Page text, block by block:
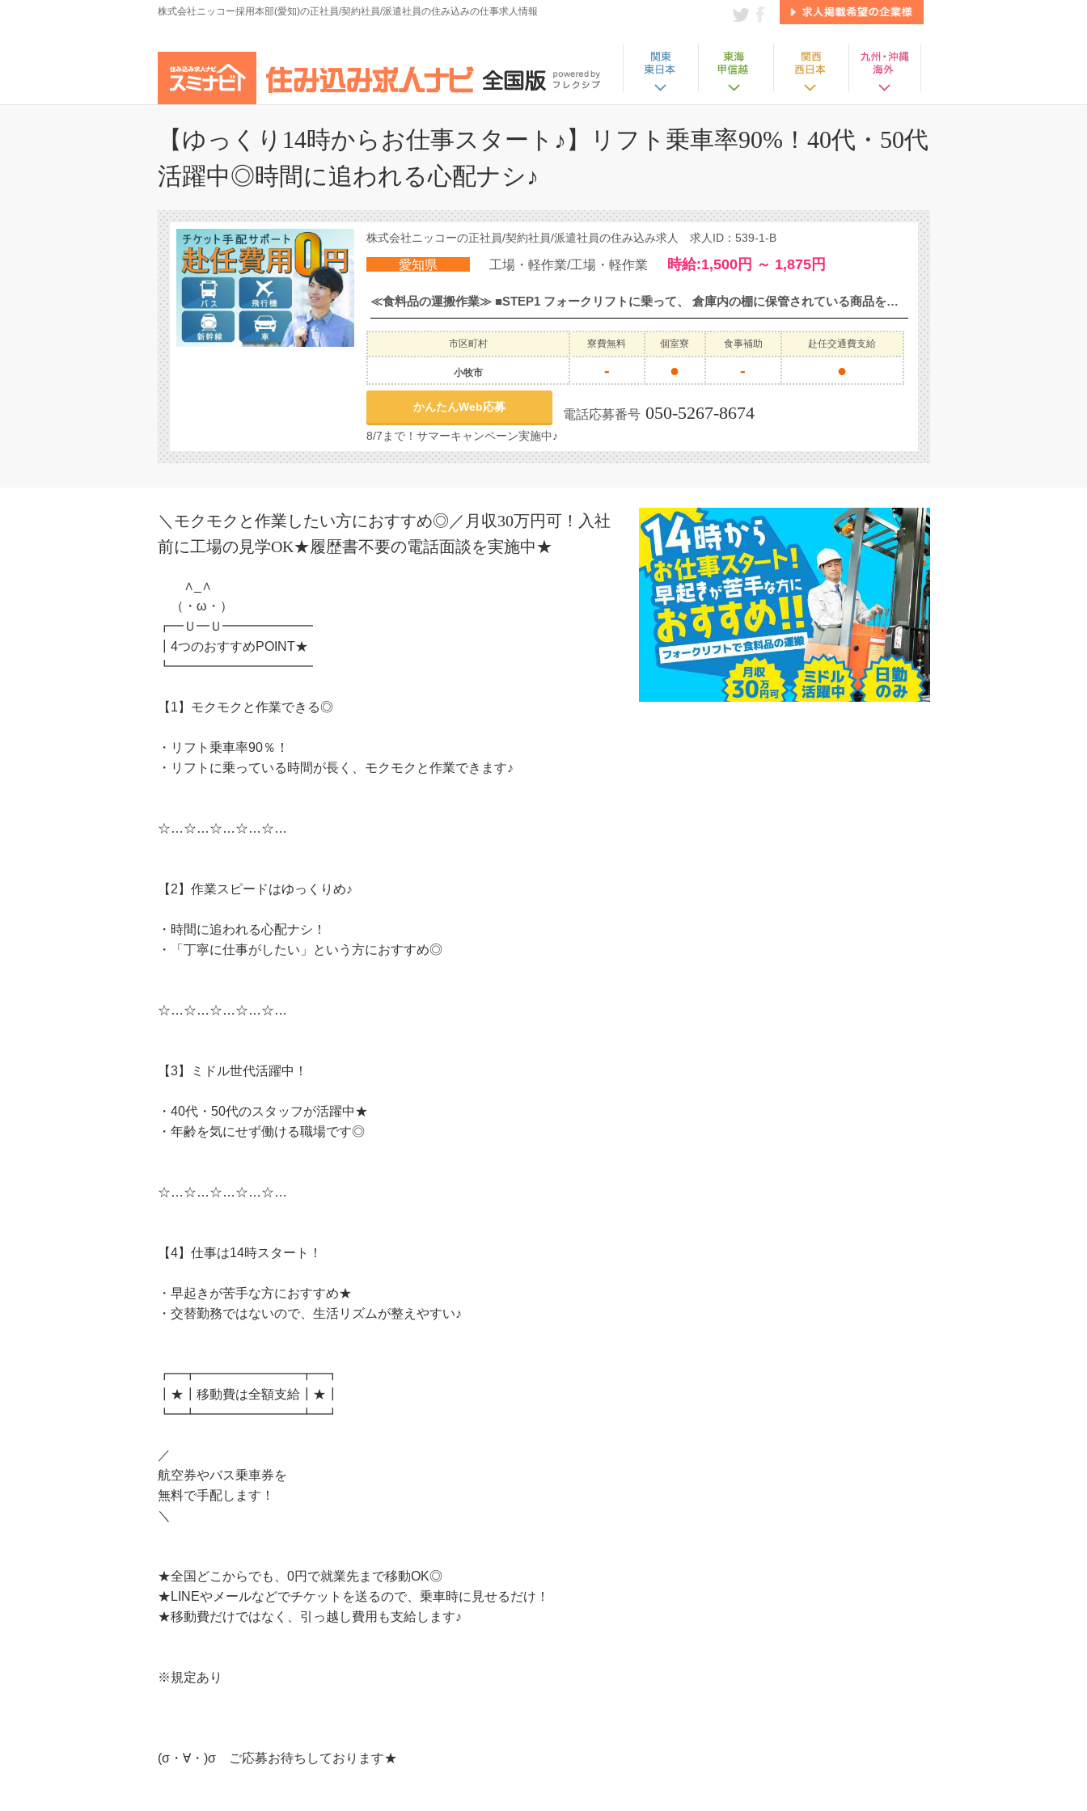
株式会社ニッコー採用本部(愛知)の正社員/契約社員/派遣社員の住み込みの仕事求人情報
【ゆっくり14時からお仕事スタート♪】リフト乗車率90%！40代・50代
活躍中◎時間に追われる心配ナシ♪
株式会社ニッコーの正社員/契約社員/派遣社員の住み込み求人 求人ID：539-1-B
愛知県 工場・軽作業/工場・軽作業 時給:1,500円 ～ 1,875円
≪食料品の運搬作業≫ ■STEP1 フォークリフトに乗って、 倉庫内の棚に保管されている商品を取り出します。 ■STEP2 商品にキズが無いかをチェックし、 問題なければ行き先ごとに振り分けます。 ★使用するフォークリフトは「リーチリフト」や「ピッカーフォークリフト」「ジュニアフォークリフト」など、様々な種類があります。 ≪POINT≫ ・リフト乗車率90%！モクモクと作業ができます◎ ・作業スピードはゆっくりめで、時間に追われる心配ナシ！丁寧に仕事がしたい方におすすめ♪ ‥‥‥‥‥‥‥‥‥‥‥‥‥‥‥ ≪どんな会社？≫ 会社設立から30年以上！ 商品の調達から配送、在庫管理、物流企画まで、物流全般を総合的に手がける企業。 ‥‥‥‥‥‥‥‥‥‥‥‥‥‥‥ ≪入社後もしっかりサポート≫ ・それぞれの工場に ニッコー専属の担当者がいます。 ・もし何か困ったことがあれば、 すぐに相談してくださいね◎
市区町村 寮費無料 個室寮 食事補助 赴任交通費支給
小牧市 - ● - ●
かんたんWeb応募
電話応募番号 050-5267-8674
8/7まで！サマーキャンペーン実施中♪
＼モクモクと作業したい方におすすめ◎／月収30万円可！入社
前に工場の見学OK★履歴書不要の電話面談を実施中★
∧_∧
（・ω・）
┏━Ｕ━Ｕ━━━━━━━
┃4つのおすすめPOINT★
┗━━━━━━━━━━━
【1】モクモクと作業できる◎
・リフト乗車率90％！
・リフトに乗っている時間が長く、モクモクと作業できます♪
☆…☆…☆…☆…☆…
【2】作業スピードはゆっくりめ♪
・時間に追われる心配ナシ！
・「丁寧に仕事がしたい」という方におすすめ◎
☆…☆…☆…☆…☆…
【3】ミドル世代活躍中！
・40代・50代のスタッフが活躍中★
・年齢を気にせず働ける職場です◎
☆…☆…☆…☆…☆…
【4】仕事は14時スタート！
・早起きが苦手な方におすすめ★
・交替勤務ではないので、生活リズムが整えやすい♪
┏━┳━━━━━━━━┳━┓
┃★┃移動費は全額支給┃★┃
┗━┻━━━━━━━━┻━┛
／
航空券やバス乗車券を
無料で手配します！
＼
★全国どこからでも、0円で就業先まで移動OK◎
★LINEやメールなどでチケットを送るので、乗車時に見せるだけ！
★移動費だけではなく、引っ越し費用も支給します♪
※規定あり
(σ・∀・)σ ご応募お待ちしております★